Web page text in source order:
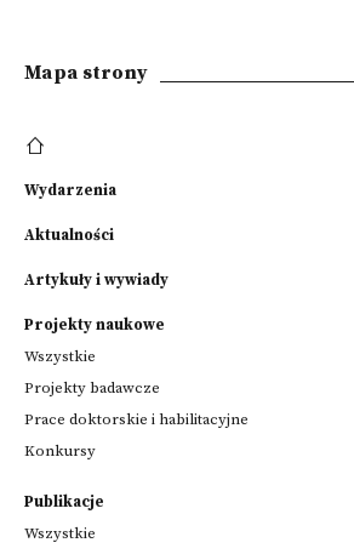
Mapa strony
Wydarzenia
Aktualności
Artykuły i wywiady
Projekty naukowe
Wszystkie
Projekty badawcze
Prace doktorskie i habilitacyjne
Konkursy
Publikacje
Wszystkie